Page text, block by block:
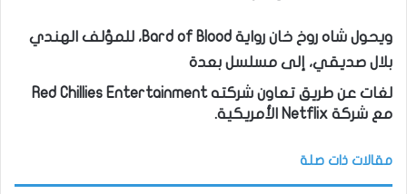
ويحول شاه روخ خان رواية Bard of Blood، للمؤلف الهندي
بلال صديقي، إلى مسلسل بعدة
لغات عن طريق تعاون شركته Red Chillies Entertainment
مع شركة Netflix الأمريكية.
مقالات ذات صلة